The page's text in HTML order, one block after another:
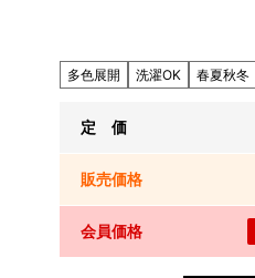
多色展開 洗濯OK 春夏秋冬
定 価
販売価格
会員価格